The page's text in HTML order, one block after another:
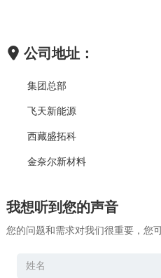
公司地址：
集团总部
飞天新能源
西藏盛拓科
金奈尔新材料
我想听到您的声音
您的问题和需求对我们很重要，您